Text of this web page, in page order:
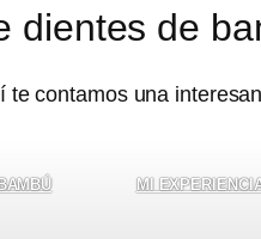
dientes de
te contamos una
MI